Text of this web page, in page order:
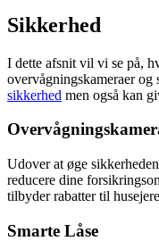
Sikkerhed
I dette afsnit vil vi se på,
overvågningskameraer og
sikkerhed men også kan
Udover at øge
reducere dine
tilbyder rabatter til
Smarte Låse